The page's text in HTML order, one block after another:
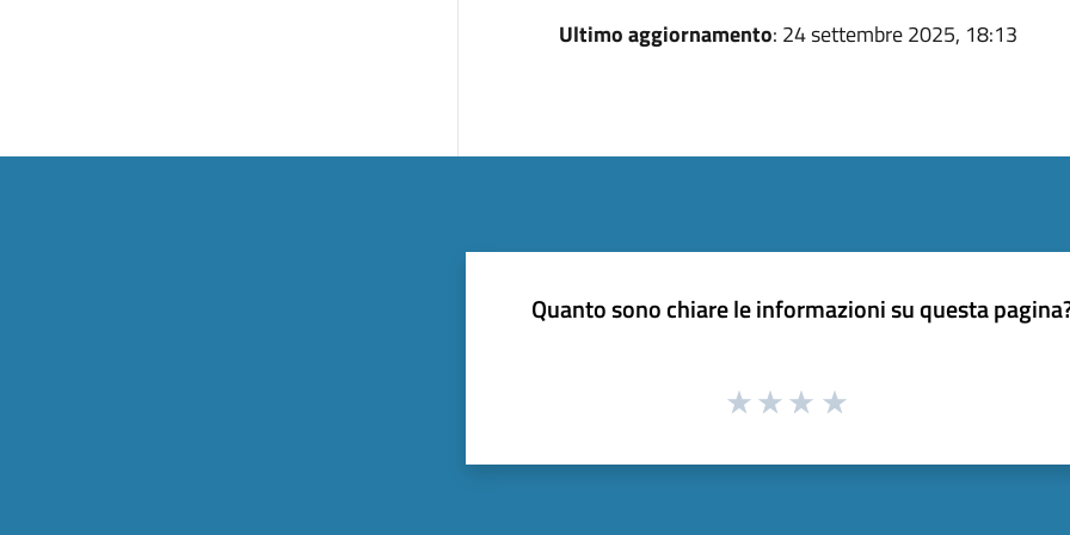
Ultimo aggiornamento: 24 settembre 2025, 18:13
Quanto sono chiare le informazioni su questa